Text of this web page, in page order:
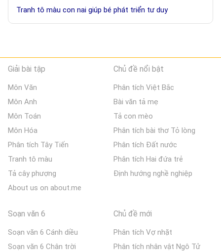
Tranh tô màu con nai giúp bé phát triển tư duy
Giải bài tập
Môn Văn
Môn Anh
Môn Toán
Môn Hóa
Phân tích Tây Tiến
Tranh tô màu
Tả cây phượng
About us on about.me
Chủ đề nổi bật
Phân tích Việt Bắc
Bài văn tả mẹ
Tả con mèo
Phân tích bài thơ Tỏ lòng
Phân tích Đất nước
Phân tích Hai đứa trẻ
Định hướng nghề nghiệp
Soạn văn 6
Soạn văn 6 Cánh diều
Soạn văn 6 Chân trời
Chủ đề mới
Phân tích Vợ nhặt
Phân tích nhân vật Ngô Tử